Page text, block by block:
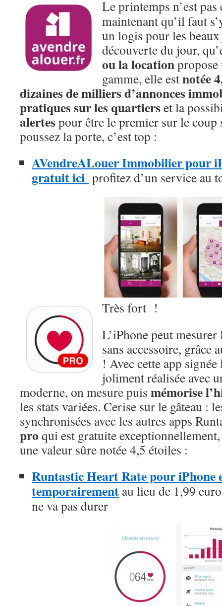
Le printemps n’est pas
maintenant qu’il faut
un logis pour les
découverte du jour,
ou la locationpropose
gamme, elle estnotée
dizaines de milliers d’annonces
pratiques sur les quartierset la
alertespour être le premier sur le coup
poussez la porte, c’est top :
AVendreALouer Immobilier pour
gratuit ici profitez d’un service au
Très fort !
L’iPhone peut
sans accessoire, grâce
! Avec cette app
joliment réalisée avec
moderne, on mesure puis mémorise
les stats variées. Cerise sur le gâteau :
synchronisées avec les autres apps
pro qui est gratuite
une valeur sûre notée 4,5 étoiles :
Runtastic Heart Rate pour iPhone
temporairement au lieu de 1,99
ne va pas durer